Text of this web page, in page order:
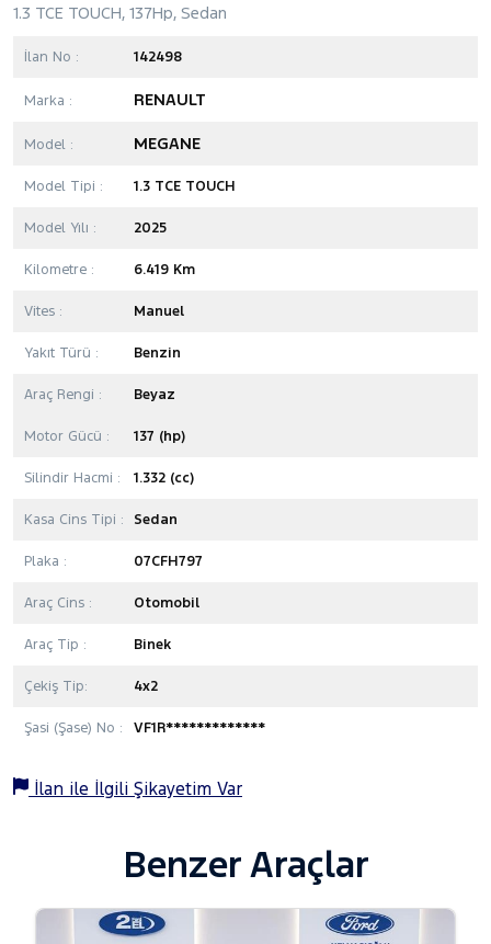
1.3 TCE TOUCH, 137Hp, Sedan
İlan No : 142498
Marka : RENAULT
Model : MEGANE
Model Tipi : 1.3 TCE TOUCH
Model Yılı : 2025
Kilometre : 6.419 Km
Vites : Manuel
Yakıt Türü : Benzin
Araç Rengi : Beyaz
Motor Gücü : 137 (hp)
Silindir Hacmi : 1.332 (cc)
Kasa Cins Tipi : Sedan
Plaka : 07CFH797
Araç Cins : Otomobil
Araç Tip : Binek
Çekiş Tip: 4x2
Şasi (Şase) No : VF1R*************
İlan ile İlgili Şikayetim Var
Benzer Araçlar